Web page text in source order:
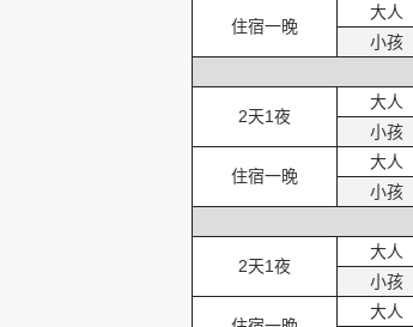
住宿一晚
大人
小孩
2天1夜
大人
小孩
住宿一晚
大人
小孩
2天1夜
大人
小孩
大人